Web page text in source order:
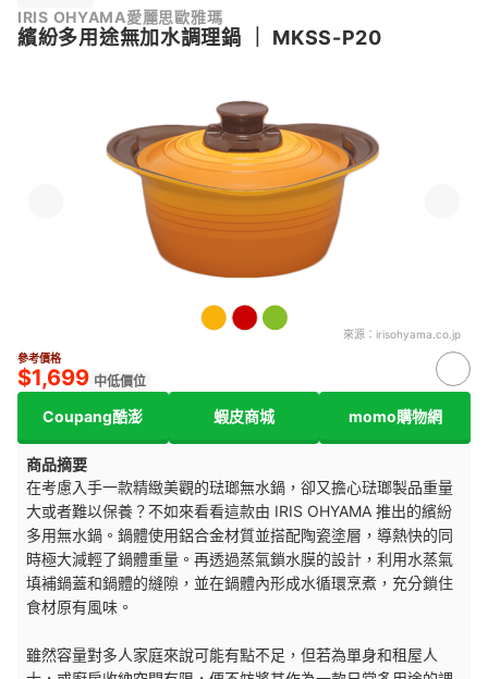
IRIS OHYAMA愛麗思歐雅瑪
繽紛多用途無加水調理鍋 MKSS-P20
來源： irisohyama.co.jp
參考價格
$1,699 中低價位
Coupang酷澎 蝦皮商城 momo購物網
商品摘要
在考慮入手一款精緻美觀的琺瑯無水鍋，卻又擔心琺瑯製品重量
大或者難以保養？不如來看看這款由 IRIS OHYAMA 推出的繽紛
多用無水鍋。鍋體使用鋁合金材質並搭配陶瓷塗層，導熱快的同
時極大減輕了鍋體重量。再透過蒸氣鎖水膜的設計，利用水蒸氣
填補鍋蓋和鍋體的縫隙，並在鍋體內形成水循環烹煮，充分鎖住
食材原有風味。
雖然容量對多人家庭來說可能有點不足，但若為單身和租屋人